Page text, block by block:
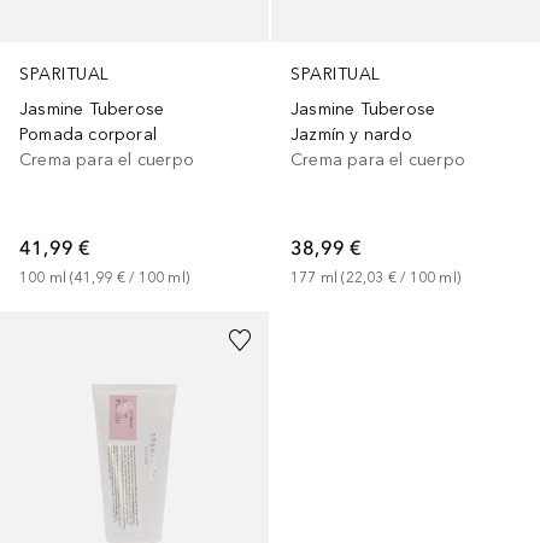
SPARITUAL
Jasmine Tuberose
Pomada corporal
Crema para el cuerpo
41,99 €
100 ml (41,99 € / 100 ml )
SPARITUAL
Jasmine Tuberose
Jazmín y nardo
Crema para el cuerpo
38,99 €
177 ml (22,03 € / 100 ml )